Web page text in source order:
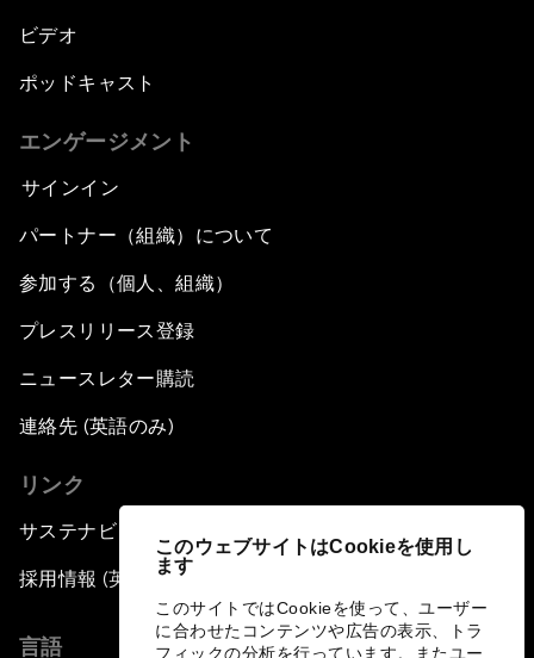
このウェブサイトはCookieを使用し
ます
このサイトではCookieを使って、ユーザー
に合わせたコンテンツや広告の表示、トラ
フィックの分析を行っています。またユー
ビデオ
ポッドキャスト
エンゲージメント
サインイン
パートナー（組織）について
参加する（個人、組織）
プレスリリース登録
ニュースレター購読
連絡先 (英語のみ)
リンク
サステナビリティへの取り組み
採用情報 (英語のみ)
言語